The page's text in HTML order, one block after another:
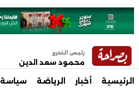
رئيس التحرير
محمود سعد الدين
الرئيسية أخبار الرياضة سياسة